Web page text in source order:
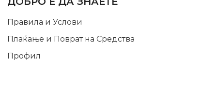
Правила и Услови
Плаќање и Поврат на Средства
Профил